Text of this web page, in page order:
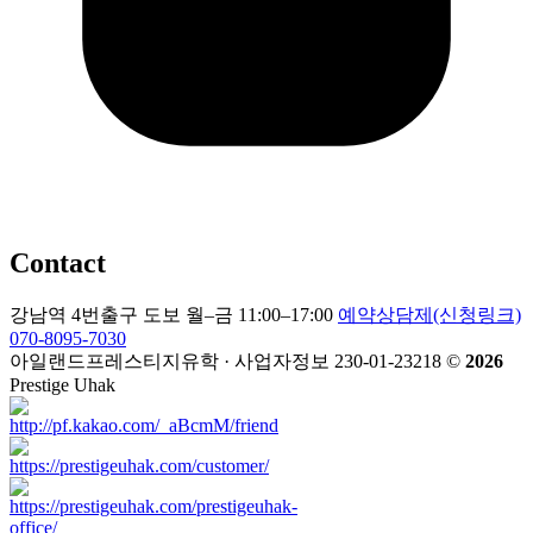
Contact
강남역 4번출구 도보 월–금 11:00–17:00 예약상담제(신청링크)
070-8095-7030
아일랜드프레스티지유학 · 사업자정보 230-01-23218 © 2026
Prestige Uhak